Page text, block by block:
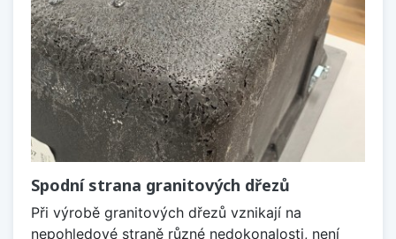
Spodní strana granitových dřezů
Při výrobě granitových dřezů vznikají na
nepohledové straně různé nedokonalosti, není